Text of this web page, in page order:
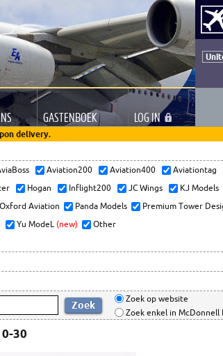
GASTENBOEK LOGIN
delivery.
Aviation200 Aviation400 Aviationtag
Hogan Inflight200 JC Wings KJ Models
Oxford Aviation Panda Models Premium Tower
Yu ModeL (new) Other
Zoek op website
Zoek enkel in McDonnell
30